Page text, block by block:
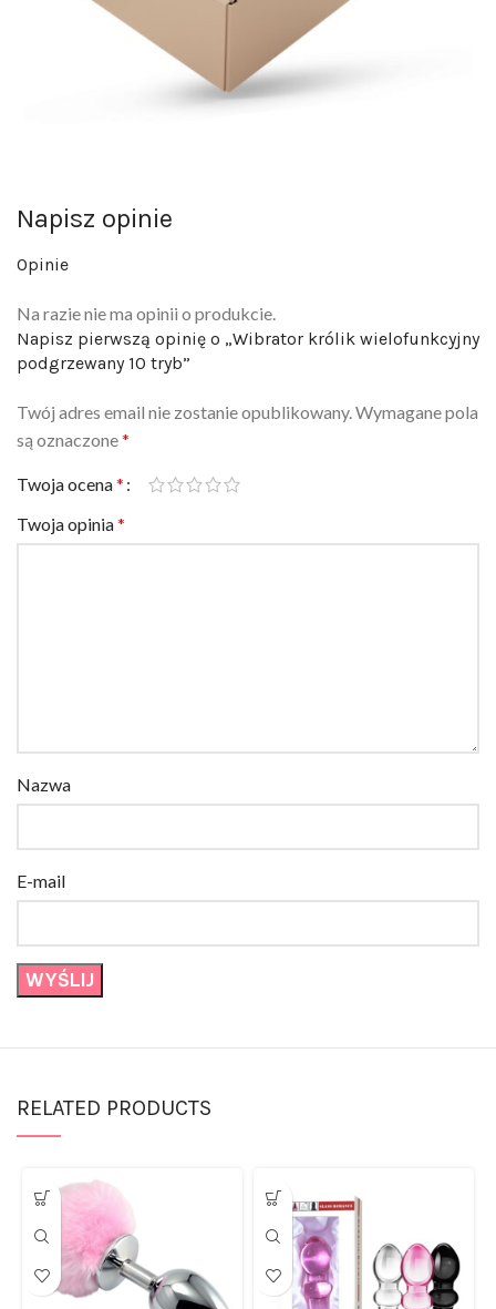
Napisz opinie
Opinie
Na razie nie ma opinii o produkcie.
Napisz pierwszą opinię o „Wibrator królik wielofunkcyjny
podgrzewany 10 tryb”
Twój adres email nie zostanie opublikowany. Wymagane pola
są oznaczone *
Twoja ocena *
Twoja opinia *
Nazwa
E-mail
RELATED PRODUCTS